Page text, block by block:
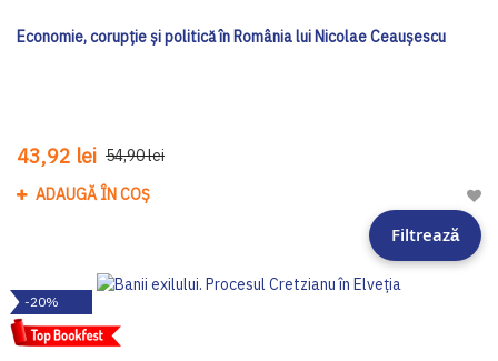
Economie, corupție și politică în România lui Nicolae Ceaușescu
43,92 lei 54,90 lei
ADAUGĂ ÎN COȘ
-20%
Filtrează